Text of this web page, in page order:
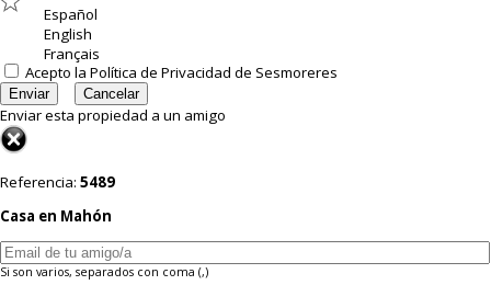
Acepto la Política de Privacidad de Sesmoreres
Enviar esta propiedad a un amigo
Referencia: 5489
Casa en Mahón
Si son varios, separados con coma (,)
Español
English
Français